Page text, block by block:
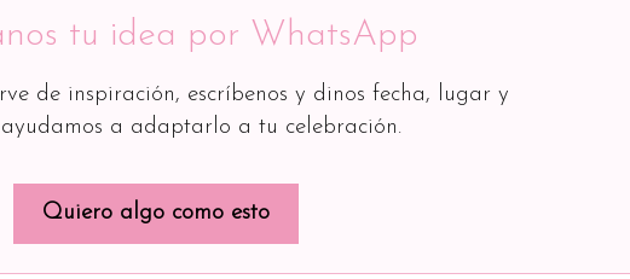
tu idea por WhatsApp
de inspiración, escríbenos y dinos fecha, lugar y
ayudamos a adaptarlo a tu celebración.
Quiero algo como esto